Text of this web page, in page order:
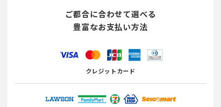
ご都合に合わせて選べる
豊富なお支払い方法
クレジットカード